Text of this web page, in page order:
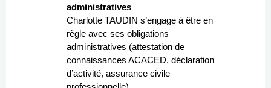
administratives
Charlotte TAUDIN s’engage à être en
règle avec ses obligations
administratives (attestation de
connaissances ACACED, déclaration
d’activité, assurance civile